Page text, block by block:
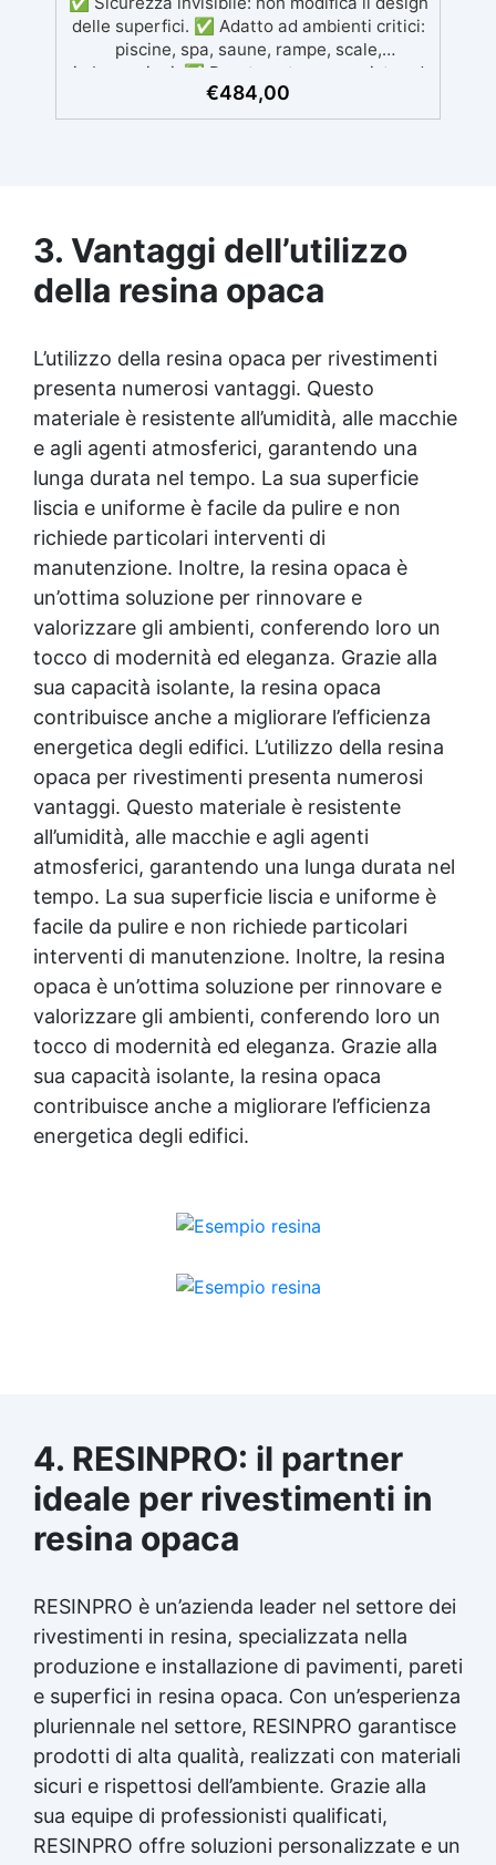
delle superfici. ✅ Adatto ad ambienti critici:
piscine, spa, saune, rampe, scale,
imbarcazioni. ✅ Durata estrema: resiste ad
abrasione, cloro, acqua salata e agenti
atmosferici. Con una vita media di oltre 10
di Prestazione (DoP).
€484,00
3. Vantaggi dell’utilizzo
della resina opaca
L’utilizzo della resina opaca per rivestimenti
presenta numerosi vantaggi. Questo
materiale è resistente all’umidità, alle macchie
e agli agenti atmosferici, garantendo una
lunga durata nel tempo. La sua superficie
liscia e uniforme è facile da pulire e non
richiede particolari interventi di
manutenzione. Inoltre, la resina opaca è
un’ottima soluzione per rinnovare e
valorizzare gli ambienti, conferendo loro un
tocco di modernità ed eleganza. Grazie alla
sua capacità isolante, la resina opaca
contribuisce anche a migliorare l’efficienza
energetica degli edifici. L’utilizzo della resina
opaca per rivestimenti presenta numerosi
vantaggi. Questo materiale è resistente
all’umidità, alle macchie e agli agenti
atmosferici, garantendo una lunga durata nel
tempo. La sua superficie liscia e uniforme è
facile da pulire e non richiede particolari
interventi di manutenzione. Inoltre, la resina
opaca è un’ottima soluzione per rinnovare e
valorizzare gli ambienti, conferendo loro un
tocco di modernità ed eleganza. Grazie alla
sua capacità isolante, la resina opaca
contribuisce anche a migliorare l’efficienza
energetica degli edifici.
4. RESINPRO: il partner
ideale per rivestimenti in
resina opaca
RESINPRO è un’azienda leader nel settore dei
rivestimenti in resina, specializzata nella
produzione e installazione di pavimenti, pareti
e superfici in resina opaca. Con un’esperienza
pluriennale nel settore, RESINPRO garantisce
prodotti di alta qualità, realizzati con materiali
sicuri e rispettosi dell’ambiente. Grazie alla
sua equipe di professionisti qualificati,
RESINPRO offre soluzioni personalizzate e un